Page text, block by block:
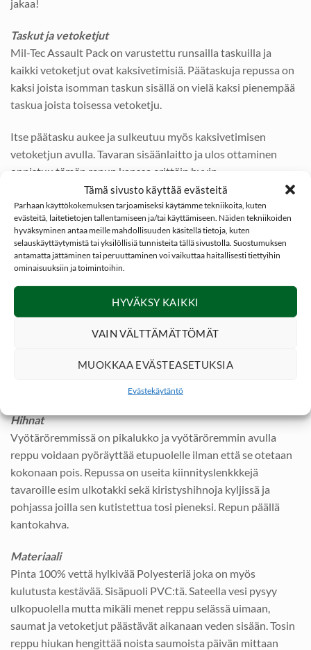
Tämä sivusto käyttää evästeitä
Parhaan käyttökokemuksen tarjoamiseksi käytämme tekniikoita, kuten
evästeitä, laitetietojen tallentamiseen ja/tai käyttämiseen. Näiden tekniikoiden
hyväksyminen antaa meille mahdollisuuden käsitellä tietoja, kuten
selauskäyttäytymistä tai yksilöllisiä tunnisteita tällä sivustolla. Suostumuksen
antamatta jättäminen tai peruuttaminen voi vaikuttaa haitallisesti tiettyihin
ominaisuuksiin ja toimintoihin.
HYVÄKSY KAIKKI
VAIN VÄLTTÄMÄTTÖMÄT
MUOKKAA EVÄSTEASETUKSIA
Evästekäytäntö
jakaa!
Taskut ja vetoketjut
Mil-Tec Assault Pack on varustettu runsailla taskuilla ja
kaikki vetoketjut ovat kaksivetimisiä. Päätaskuja repussa on
kaksi joista isomman taskun sisällä on vielä kaksi pienempää
taskua joista toisessa vetoketju.
Itse päätasku aukee ja sulkeutuu myös kaksivetimisen
vetoketjun avulla. Tavaran sisäänlaitto ja ulos ottaminen
onnistuu tämän repun kanssa erittäin hyvin.
Toinen päätasku on repun mittainen ja varustettu
sisälokeroilla. Repun etupinnassa on lisäksi kaksi taskua
jossa toisessa lokerointi esim kynille ja paperille.
Juomarakko
Juomarakolle löytyy oma Velcrolla suljettava iso tasku
suoraan selkää vasten. Juomarakon voit hankkia
päivän varalta. Anatomisesti muotoillut leveät (5cm) ja
säädettävät olkahihnat ovat myös pehmustettu mukaviksi.
Hihnat
Vyötäröremmissä on pikalukko ja vyötäröremmin avulla
reppu voidaan pyöräyttää etupuolelle ilman että se otetaan
kokonaan pois. Repussa on useita kiinnityslenkkkejä
tavaroille esim ulkotakki sekä kiristyshihnoja kyljissä ja
pohjassa joilla sen kutistettua tosi pieneksi. Repun päällä
kantokahva.
Materiaali
Pinta 100% vettä hylkivää Polyesteriä joka on myös
kulutusta kestävää. Sisäpuoli PVC:tä. Sateella vesi pysyy
ulkopuolella mutta mikäli menet reppu selässä uimaan,
saumat ja vetoketjut päästävät aikanaan veden sisään. Tosin
reppu hiukan hengittää noista saumoista päivän mittaan